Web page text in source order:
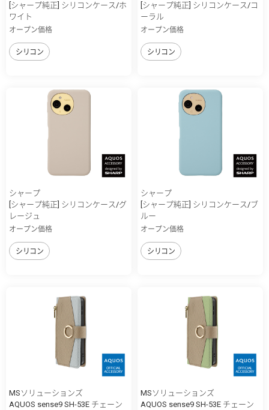
[シャープ純正] シリコンケース/ホ
ワイト
オープン価格
シリコン
[シャープ純正] シリコンケース/コ
ーラル
オープン価格
シリコン
シャープ
[シャープ純正] シリコンケース/グ
レージュ
オープン価格
シリコン
シャープ
[シャープ純正] シリコンケース/ブ
ルー
オープン価格
シリコン
MSソリューションズ
AQUOS sense9 SH-53E チェーン
MSソリューションズ
AQUOS sense9 SH-53E チェーン